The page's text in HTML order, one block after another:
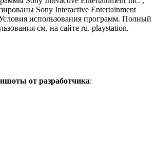
Sony Interactive Entertainment
использования программ. Полный
см. на сайте ru. playstation.
от разработчика: